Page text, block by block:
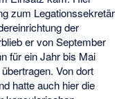
zum Legationssekretär
der
er von September
für ein Jahr bis Mai
Von dort
hatte auch hier die